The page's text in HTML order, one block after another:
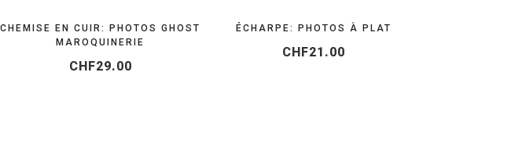
CHEMISE EN CUIR: PHOTOS GHOST
MAROQUINERIE
CHF29.00
ÉCHARPE: PHOTOS À PLAT
CHF21.00